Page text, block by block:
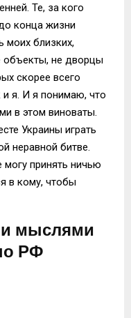
Те, за кого
конца жизни
моих близких,
объекты, не дворцы
скорее всего
я. И я понимаю, что
в этом виноваты.
Украины играть
неравной битве.
принять ничью
в кому, чтобы
мыслями
РФ